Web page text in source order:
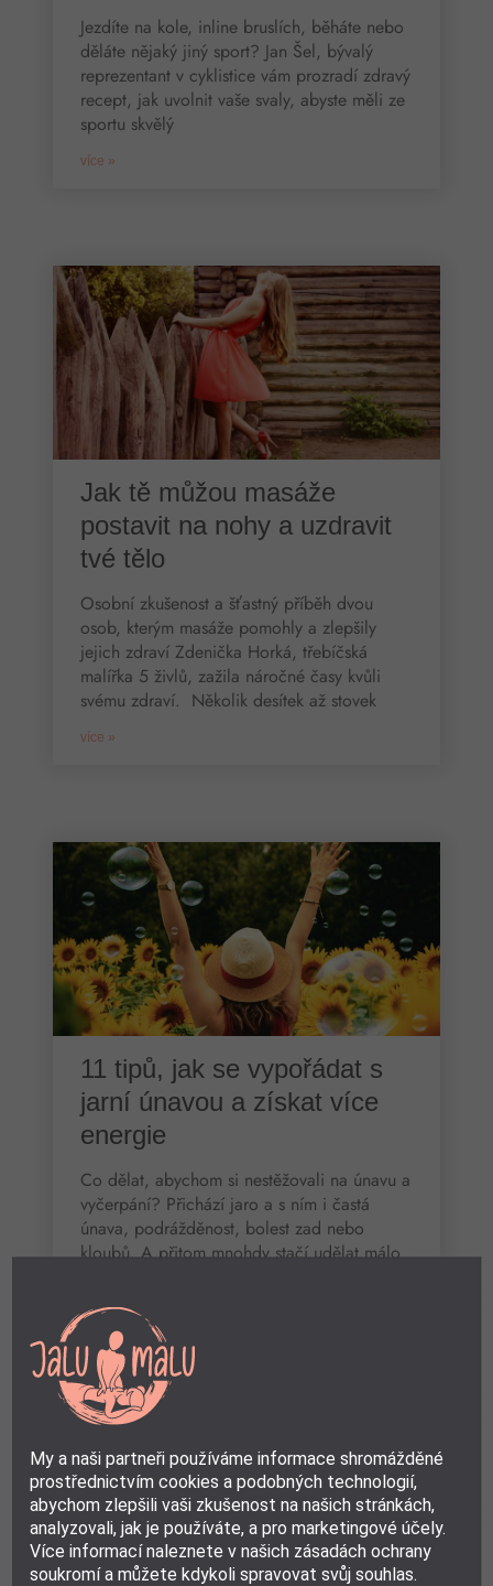
Jezdíte na kole, inline bruslích, běháte nebo
děláte nějaký jiný sport? Jan Šel, bývalý
reprezentant v cyklistice vám prozradí zdravý
recept, jak uvolnit vaše svaly, abyste měli ze
sportu skvělý
více »
Jak tě můžou masáže
postavit na nohy a uzdravit
tvé tělo
Osobní zkušenost a šťastný příběh dvou
osob, kterým masáže pomohly a zlepšily
jejich zdraví Zdenička Horká, třebíčská
malířka 5 živlů, zažila náročné časy kvůli
svému zdraví. Několik desítek až stovek
více »
11 tipů, jak se vypořádat s
jarní únavou a získat více
energie
Co dělat, abychom si nestěžovali na únavu a
vyčerpání? Přichází jaro a s ním i častá
únava, podrážděnost, bolest zad nebo
kloubů. A přitom mnohdy stačí udělat málo
více »
My a naši partneři používáme informace shromážděné
prostřednictvím cookies a podobných technologií,
abychom zlepšili vaši zkušenost na našich stránkách,
analyzovali, jak je používáte, a pro marketingové účely.
Více informací naleznete v našich zásadách ochrany
soukromí a můžete kdykoli spravovat svůj souhlas.